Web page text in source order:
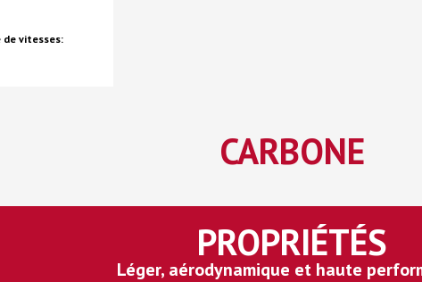
de vitesses:
CARBONE
PROPRIÉTÉS
Léger, aérodynamique et haute